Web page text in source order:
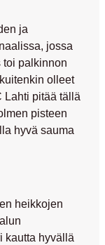
ja
jossa
toi palkinnon
olleet
Lahti pitää tällä
pisteen
hyvä sauma
heikkojen
kautta hyvällä